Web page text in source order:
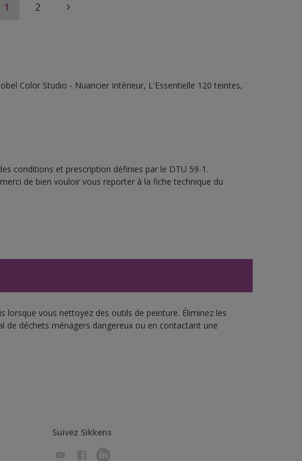
1 2
Color Studio - Nuancier Intérieur, L'Essentielle 120 teintes,
conditions et prescription définies par le DTU 59-1.
de bien vouloir vous reporter à la fiche technique du
lorsque vous nettoyez des outils de peinture. Éliminez les
de déchets ménagers dangereux ou en contactant une
Suivez Sikkens